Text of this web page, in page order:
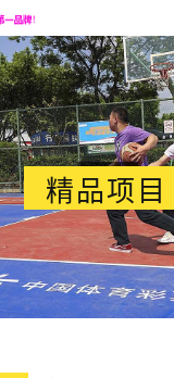
精品项目